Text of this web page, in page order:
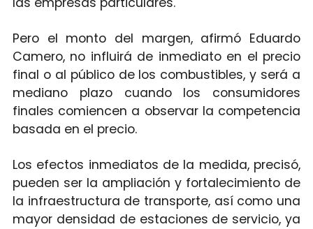
Pero el monto del margen, afirmó Eduardo
Camero, no influirá de inmediato en el precio
final o al público de los combustibles, y será a
mediano plazo cuando los consumidores
finales comiencen a observar la competencia
basada en el precio.
Los efectos inmediatos de la medida, precisó,
pueden ser la ampliación y fortalecimiento de
la infraestructura de transporte, así como una
mayor densidad de estaciones de servicio, ya